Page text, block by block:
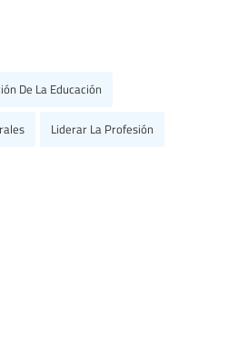
De La Educación
Liderar La Profesión